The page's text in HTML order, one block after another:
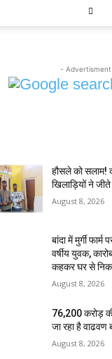
-
हौसले को
खिलाड़ियों ने
August 8, 2026
बांदा में मुर्गी
वर्षीय युवक,
कहकर घर से
August 8, 2026
76,200 करोड़
जा रहा है वाढवण
August 8, 2026